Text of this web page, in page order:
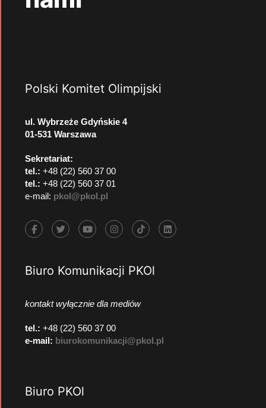
Polski Komitet Olimpijski
ul. Wybrzeże Gdyńskie 4
01-531 Warszawa
Sekretariat:
tel.: +48 (22) 560 37 00
tel.: +48 (22) 560 37 01
e-mail: pkol@pkol.pl
Biuro Komunikacji PKOl
kontakt wyłącznie dla mediów
tel.: +48 (22) 560 37 00
e-mail: biurokomunikacji@pkol.pl
Biuro PKOl